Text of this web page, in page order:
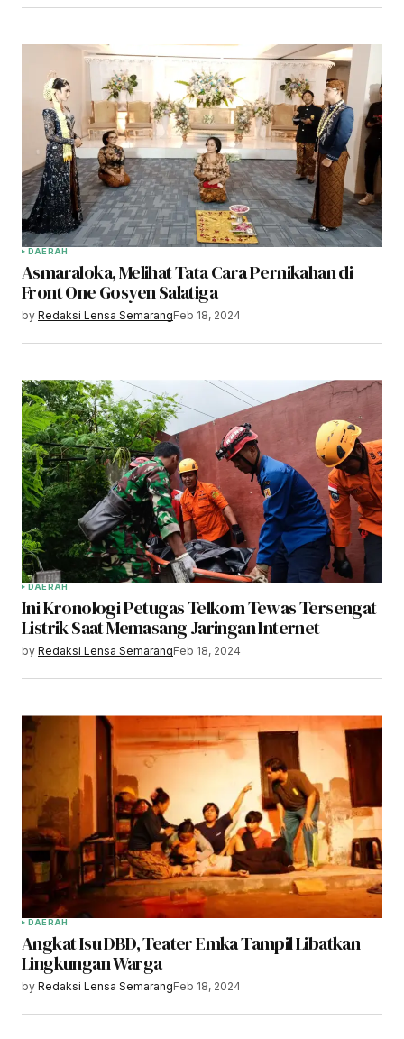
DAERAH
Asmaraloka, Melihat Tata Cara Pernikahan di
Front One Gosyen Salatiga
by Redaksi Lensa SemarangFeb 18, 2024
DAERAH
Ini Kronologi Petugas Telkom Tewas Tersengat
Listrik Saat Memasang Jaringan Internet
by Redaksi Lensa SemarangFeb 18, 2024
DAERAH
Angkat Isu DBD, Teater Emka Tampil Libatkan
Lingkungan Warga
by Redaksi Lensa SemarangFeb 18, 2024